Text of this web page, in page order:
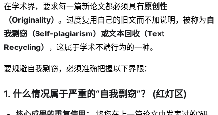
在学术界，要求每一篇新论文都必须具有原创性
（Originality） 。过度复用自己的旧文而不加说明，被称为自
我剽窃（Self-plagiarism）或文本回收（Text
Recycling） ，这属于学术不端行为的一种。
要规避自我剽窃，必须准确把握以下界限：
1. 什么情况属于严重的“自我剽窃”？ (红灯区)